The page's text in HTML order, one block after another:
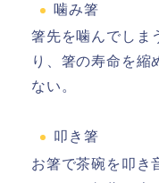
噛み箸
箸先を噛んでしま
り、箸の寿命を縮
ない。
叩き箸
お箸で茶碗を叩き